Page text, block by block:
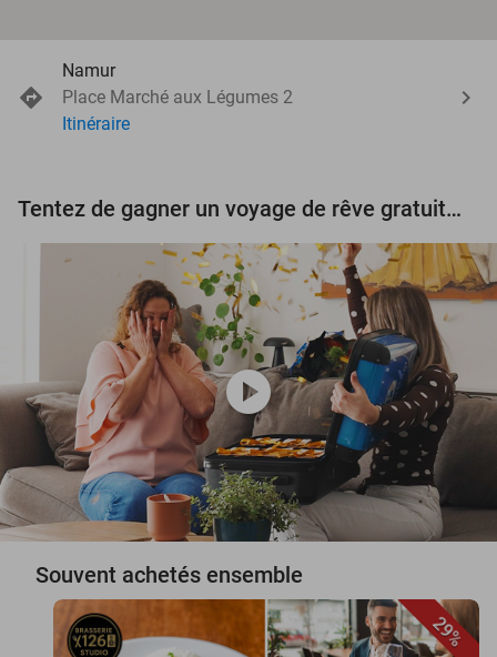
Namur
Place Marché aux Légumes 2
Itinéraire
Tentez de gagner un voyage de rêve gratuit d'une valeur de 3.000 € !
play_circle
Souvent achetés ensemble
29%